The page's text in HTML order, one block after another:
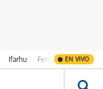
Ifarhu Fenómeno de El
EN VIVO